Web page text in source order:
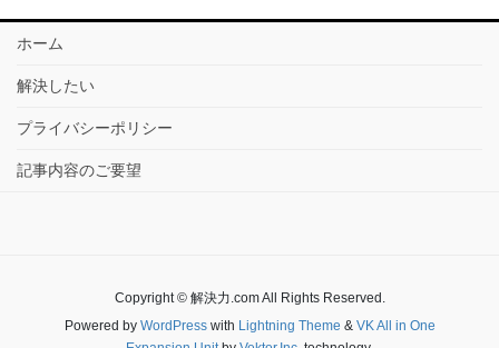
ホーム
解決したい
プライバシーポリシー
記事内容のご要望
Copyright © 解決力.com All Rights Reserved.
Powered by WordPresswith Lightning Theme & VK All in One